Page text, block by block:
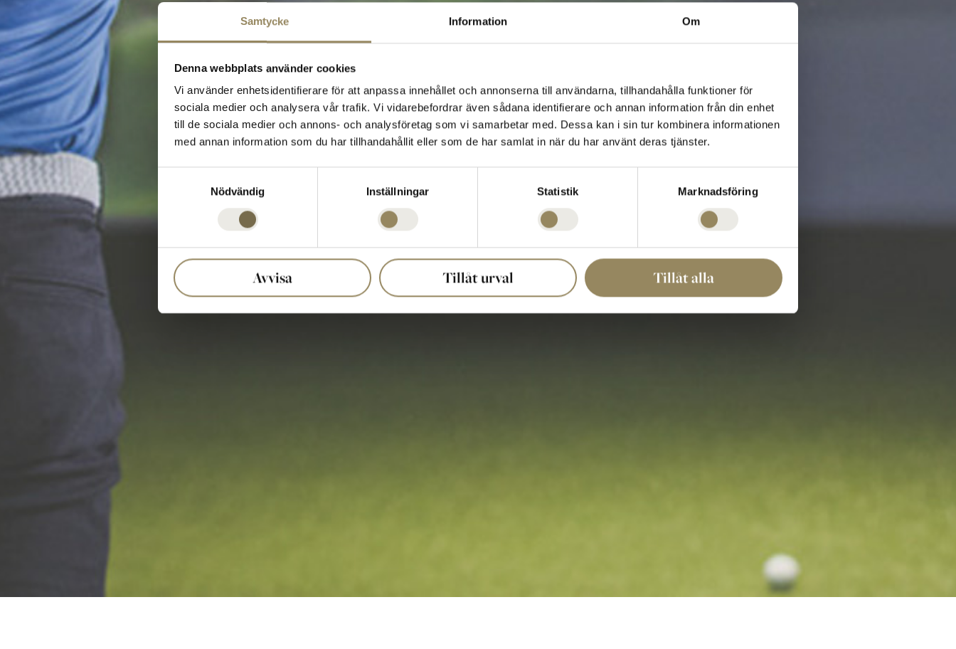
Samtycke Information Om
Denna webbplats använder cookies
Vi använder enhetsidentifierare för att anpassa innehållet och annonserna till användarna, tillhandahålla funktioner för
sociala medier och analysera vår trafik. Vi vidarebefordrar även sådana identifierare och annan information från din enhet
till de sociala medier och annons- och analysföretag som vi samarbetar med. Dessa kan i sin tur kombinera informationen
med annan information som du har tillhandahållit eller som de har samlat in när du har använt deras tjänster.
Nödvändig
Inställningar Statistik Marknadsföring
Avvisa Tillåt urval Tillåt alla